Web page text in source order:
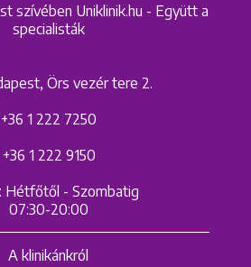
szívében Uniklinik.hu - Együtt a
specialisták
Örs vezér tere 2.
+36 1 222 7250
+36 1 222 9150
Hétfőtől - Szombatig
07:30-20:00
A klinikánkról